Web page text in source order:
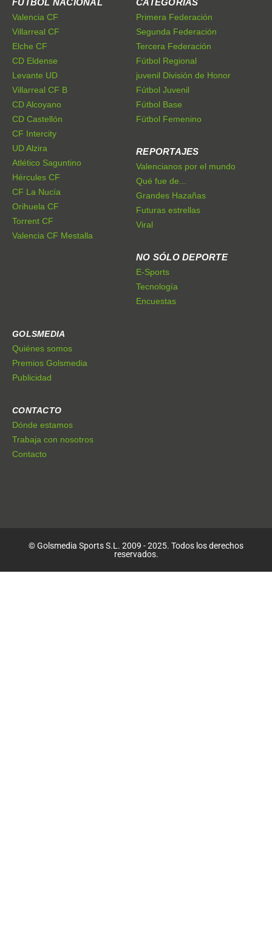
FÚTBOL NACIONAL
Valencia CF
Villarreal CF
Elche CF
CD Eldense
Levante UD
Villarreal CF B
CD Alcoyano
CD Castellón
CF Intercity
UD Alzira
Atlético Saguntino
Hércules CF
CF La Nucía
Orihuela CF
Torrent CF
Valencia CF Mestalla
CATEGORÍAS
Primera Federación
Segunda Federación
Tercera Federación
Fútbol Regional
juvenil División de Honor
Fútbol Juvenil
Fútbol Base
Fútbol Femenino
REPORTAJES
Valencianos por el mundo
Qué fue de...
Grandes Hazañas
Futuras estrellas
Viral
NO SÓLO DEPORTE
E-Sports
Tecnología
Encuestas
GOLSMEDIA
Quiénes somos
Premios Golsmedia
Publicidad
CONTACTO
Dónde estamos
Trabaja con nosotros
Contacto
© Golsmedia Sports S.L. 2009 - 2025. Todos los derechos
reservados.